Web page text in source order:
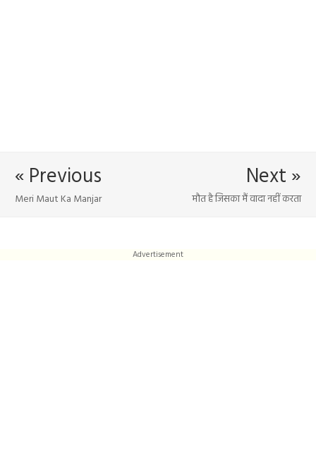
Next »
मौत है जिसका मैं वादा नहीं करता
« Previous
Meri Maut Ka Manjar
Advertisement